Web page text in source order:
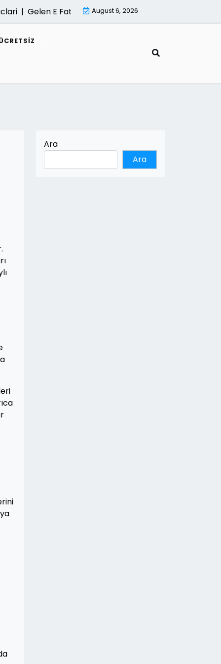
|Gelen E Faturalar Gorunmuyorsa Cozum Yollari |
August 6, 2026
Ara
Ara